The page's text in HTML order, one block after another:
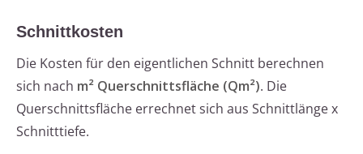
Schnittkosten
Die Kosten für den eigentlichen Schnitt berechnen
sich nach m² Querschnittsfläche (Qm²). Die
Querschnittsfläche errechnet sich aus Schnittlänge x
Schnitttiefe.